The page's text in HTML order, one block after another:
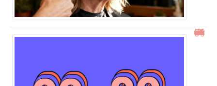
23h23 signification : découvrez son impact et ses messages